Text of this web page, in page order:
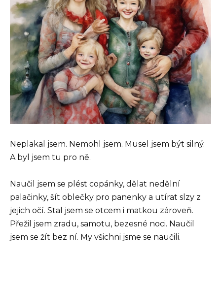
Neplakal jsem. Nemohl jsem. Musel jsem být silný.
A byl jsem tu pro ně.
Naučil jsem se plést copánky, dělat nedělní
palačinky, šít oblečky pro panenky a utírat slzy z
jejich očí. Stal jsem se otcem i matkou zároveň.
Přežil jsem zradu, samotu, bezesné noci. Naučil
jsem se žít bez ní. My všichni jsme se naučili.